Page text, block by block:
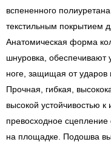
вспененного
текстильным покрытием
Анатомическая форма
шнуровка,
ноге, защищая от ударов
Прочная, гибкая,
высокой устойчивостью
превосходное
на площадке. Подошва